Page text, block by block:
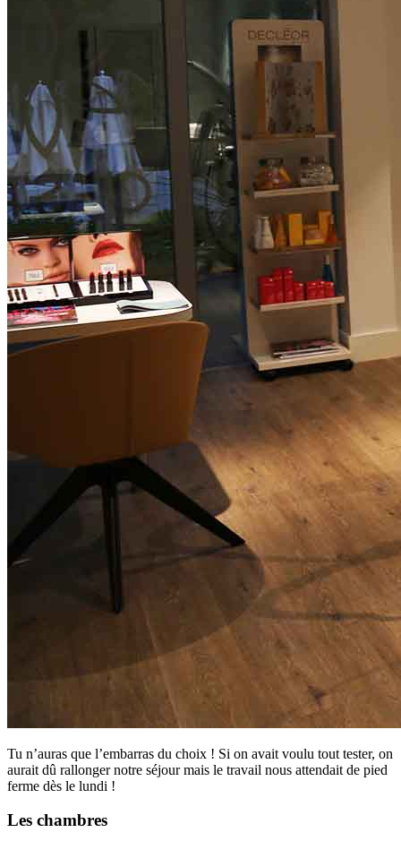
Tu n’auras que l’embarras du choix ! Si on avait voulu tout tester, on
aurait dû rallonger notre séjour mais le travail nous attendait de pied
ferme dès le lundi !
Les chambres